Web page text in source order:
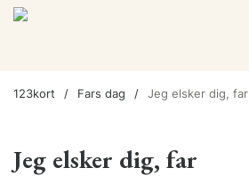
123kort Fars dag Jeg elsker dig, far
Jeg elsker dig, far